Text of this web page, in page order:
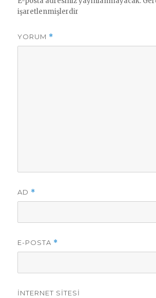
işaretlenmişlerdir
YORUM *
AD *
E-POSTA *
İNTERNET SITESI